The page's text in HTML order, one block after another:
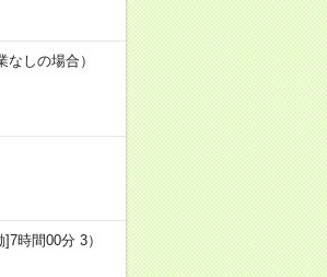
しの場合）
時間00分 3）